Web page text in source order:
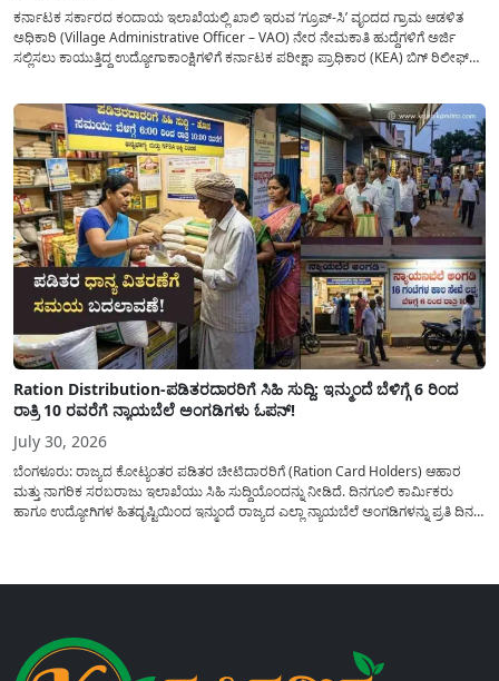
ಕರ್ನಾಟಕ ಸರ್ಕಾರದ ಕಂದಾಯ ಇಲಾಖೆಯಲ್ಲಿ ಖಾಲಿ ಇರುವ ‘ಗ್ರೂಪ್-ಸಿ’ ವೃಂದದ ಗ್ರಾಮ ಆಡಳಿತ
ಅಧಿಕಾರಿ (Village Administrative Officer – VAO) ನೇರ ನೇಮಕಾತಿ ಹುದ್ದೆಗಳಿಗೆ ಅರ್ಜಿ
ಸಲ್ಲಿಸಲು ಕಾಯುತ್ತಿದ್ದ ಉದ್ಯೋಗಾಕಾಂಕ್ಷಿಗಳಿಗೆ ಕರ್ನಾಟಕ ಪರೀಕ್ಷಾ ಪ್ರಾಧಿಕಾರ (KEA) ಬಿಗ್ ರಿಲೀಫ್
Ration Distribution-ಪಡಿತರದಾರರಿಗೆ ಸಿಹಿ ಸುದ್ದಿ: ಇನ್ಮುಂದೆ ಬೆಳಿಗ್ಗೆ 6 ರಿಂದ
ರಾತ್ರಿ 10 ರವರೆಗೆ ನ್ಯಾಯಬೆಲೆ ಅಂಗಡಿಗಳು ಓಪನ್!
July 30, 2026
ಬೆಂಗಳೂರು: ರಾಜ್ಯದ ಕೋಟ್ಯಂತರ ಪಡಿತರ ಚೀಟಿದಾರರಿಗೆ (Ration Card Holders) ಆಹಾರ
ಮತ್ತು ನಾಗರಿಕ ಸರಬರಾಜು ಇಲಾಖೆಯು ಸಿಹಿ ಸುದ್ದಿಯೊಂದನ್ನು ನೀಡಿದೆ. ದಿನಗೂಲಿ ಕಾರ್ಮಿಕರು
ಹಾಗೂ ಉದ್ಯೋಗಿಗಳ ಹಿತದೃಷ್ಟಿಯಿಂದ ಇನ್ಮುಂದೆ ರಾಜ್ಯದ ಎಲ್ಲಾ ನ್ಯಾಯಬೆಲೆ ಅಂಗಡಿಗಳನ್ನು ಪ್ರತಿ ದಿನ